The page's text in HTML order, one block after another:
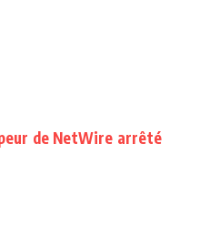
de NetWire arrêté